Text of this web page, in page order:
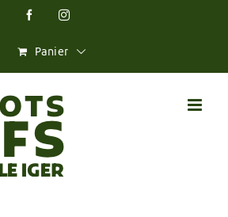
FacebookInstagram
Panier